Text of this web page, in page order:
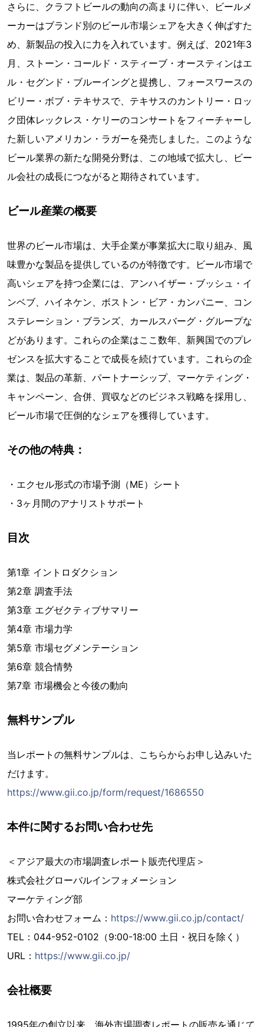
さらに、クラフトビールの動向の高まりに伴い、ビールメ
ーカーはブランド別のビール市場シェアを大きく伸ばすた
め、新製品の投入に力を入れています。例えば、2021年3
月、ストーン・コールド・スティーブ・オースティンはエ
ル・セグンド・ブルーイングと提携し、フォースワースの
ビリー・ボブ・テキサスで、テキサスのカントリー・ロッ
ク団体レックレス・ケリーのコンサートをフィーチャーし
た新しいアメリカン・ラガーを発売しました。このような
ビール業界の新たな開発分野は、この地域で拡大し、ビー
ル会社の成長につながると期待されています。
ビール産業の概要
世界のビール市場は、大手企業が事業拡大に取り組み、風
味豊かな製品を提供しているのが特徴です。ビール市場で
高いシェアを持つ企業には、アンハイザー・ブッシュ・イ
ンベブ、ハイネケン、ボストン・ビア・カンパニー、コン
ステレーション・ブランズ、カールスバーグ・グループな
どがあります。これらの企業はここ数年、新興国でのプレ
ゼンスを拡大することで成長を続けています。これらの企
業は、製品の革新、パートナーシップ、マーケティング・
キャンペーン、合併、買収などのビジネス戦略を採用し、
ビール市場で圧倒的なシェアを獲得しています。
その他の特典：
・エクセル形式の市場予測（ME）シート
・3ヶ月間のアナリストサポート
目次
第1章 イントロダクション
第2章 調査手法
第3章 エグゼクティブサマリー
第4章 市場力学
第5章 市場セグメンテーション
第6章 競合情勢
第7章 市場機会と今後の動向
無料サンプル
当レポートの無料サンプルは、こちらからお申し込みいた
だけます。
https://www.gii.co.jp/form/request/1686550
本件に関するお問い合わせ先
＜アジア最大の市場調査レポート販売代理店＞
株式会社グローバルインフォメーション
マーケティング部
お問い合わせフォーム： https://www.gii.co.jp/contact/
TEL：044-952-0102（9:00-18:00 土日・祝日を除く）
URL： https://www.gii.co.jp/
会社概要